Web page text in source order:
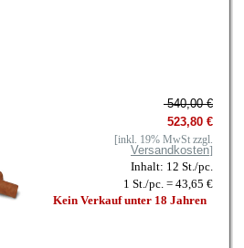
540,00 €
523,80 €
[inkl. 19% MwSt zzgl.
Versandkosten]
Inhalt: 12 St./pc.
1 St./pc. = 43,65 €
Kein Verkauf unter 18 Jahren